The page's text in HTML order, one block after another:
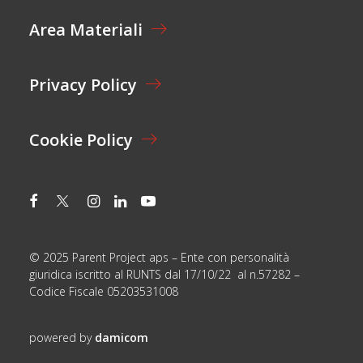
*
Area Materiali
Privacy Policy
Cookie Policy
© 2025 Parent Project aps – Ente con personalità
giuridica iscritto al RUNTS dal 17/10/22 al n.57282 –
Codice Fiscale 05203531008
powered by damicom